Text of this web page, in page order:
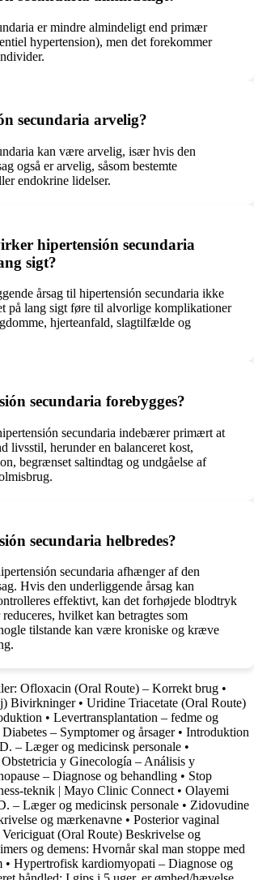
er mindre almindeligt end primær
hypertension), men det forekommer
secundaria arvelig?
kan være arvelig, især hvis den
også er arvelig, såsom bestemte
endokrine lidelser.
hipertensión secundaria
sigt?
årsag til hipertensión secundaria ikke
på lang sigt føre til alvorlige komplikationer
hjerteanfald, slagtilfælde og
secundaria forebygges?
secundaria indebærer primært at
livsstil, herunder en balanceret kost,
begrænset saltindtag og undgåelse af
secundaria helbredes?
secundaria afhænger af den
Hvis den underliggende årsag kan
effektivt, kan det forhøjede blodtryk
hvilket kan betragtes som
tilstande kan være kroniske og kræve
Ofloxacin (Oral Route) – Korrekt brug •
Bivirkninger • Uridine Triacetate (Oral Route)
• Levertransplantation – fedme og
Diabetes – Symptomer og årsager• Introduktion
– Læger og medicinsk personale •
Obstetricia y Ginecología – Análisis y
– Diagnose og behandling • Stop
teknik | Mayo Clinic Connect • Olayemi
– Læger og medicinsk personale • Zidovudine
og mærkenavne • Posterior vaginal
Vericiguat (Oral Route) Beskrivelse og
og demens: Hvornår skal man stoppe med
• Hypertrofisk kardiomyopati – Diagnose og